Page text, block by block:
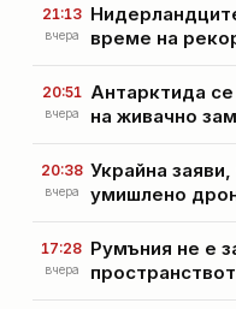
21:13
вчера
време на
20:51
вчера
Антарктида
на живачно
20:38
вчера
Украйна
умишлено
17:28
вчера
Румъния не е
българската